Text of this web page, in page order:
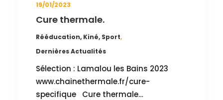
19/01/2023
Cure thermale.
Rééducation, Kiné, Sport,
Dernières Actualités
Sélection : Lamalou les Bains 2023
www.chainethermale.fr/cure-
specifique Cure thermale…